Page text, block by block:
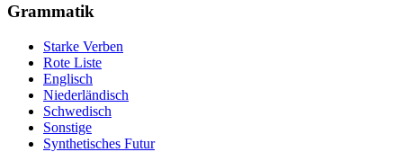
Grammatik
Starke Verben
Rote Liste
Englisch
Niederländisch
Schwedisch
Sonstige
Synthetisches Futur